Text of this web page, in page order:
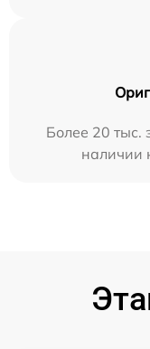
Более 20 тыс.
наличии